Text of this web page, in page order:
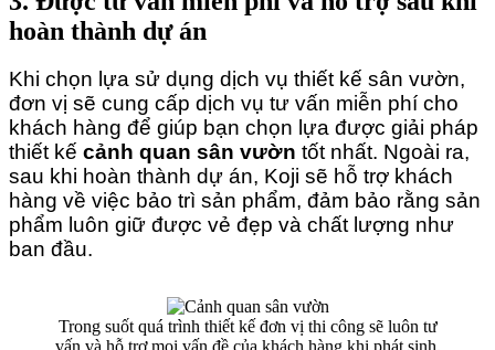
hoàn thành dự án
Khi chọn lựa sử dụng dịch vụ thiết kế sân vườn,
đơn vị sẽ cung cấp dịch vụ tư vấn miễn phí cho
khách hàng để giúp bạn chọn lựa được giải pháp
thiết kế cảnh quan sân vườn tốt nhất. Ngoài ra,
sau khi hoàn thành dự án, Koji sẽ hỗ trợ khách
hàng về việc bảo trì sản phẩm, đảm bảo rằng sản
phẩm luôn giữ được vẻ đẹp và chất lượng như
ban đầu.
Trong suốt quá trình thiết kế đơn vị thi công sẽ luôn tư
vấn và hỗ trợ mọi vấn đề của khách hàng khi phát sinh.